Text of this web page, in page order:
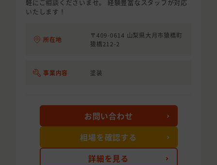
軽にご相談くださいませ。 経験豊富なスタッフが対応
いたします！
所在地
〒409-0614 山梨県大月市猿橋町
猿橋212-2
事業内容 塗装
詳細を見る
お問い合わせ
相場を確認する